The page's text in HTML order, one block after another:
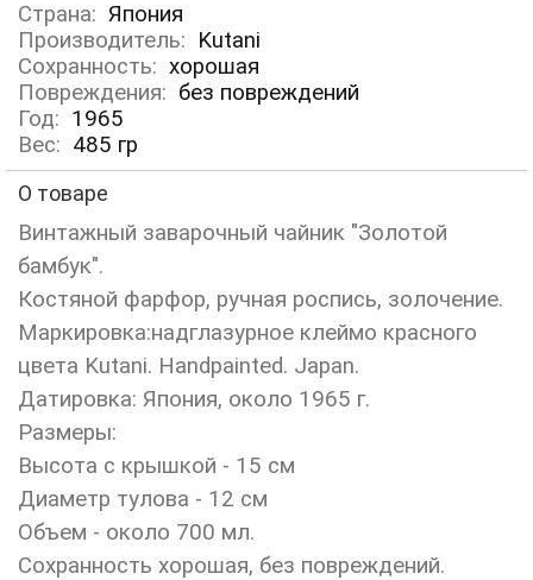
Страна: Япония
Производитель: Kutani
Сохранность: хорошая
Повреждения: без повреждений
Год: 1965
Вес: 485 гр
О товаре
Винтажный заварочный чайник "Золотой
бамбук".
Костяной фарфор, ручная роспись, золочение.
Маркировка:надглазурное клеймо красного
цвета Kutani. Handpainted. Japan.
Датировка: Япония, около 1965 г.
Размеры:
Высота с крышкой - 15 см
Диаметр тулова - 12 см
Объем - около 700 мл.
Сохранность хорошая, без повреждений.